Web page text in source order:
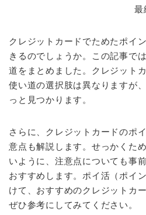
最
クレジットカードでためたポイ
きるのでしょうか。この記事で
道をまとめました。クレジット
使い道の選択肢は異なりますが
っと見つかります。
さらに、クレジットカードのポ
意点も解説します。せっかくた
いように、注意点についても事
おすすめします。ポイ活（ポイ
けて、おすすめのクレジットカ
ぜひ参考にしてみてください。